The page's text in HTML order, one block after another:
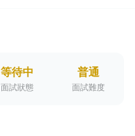
等待中
面試狀態
普通
面試難度